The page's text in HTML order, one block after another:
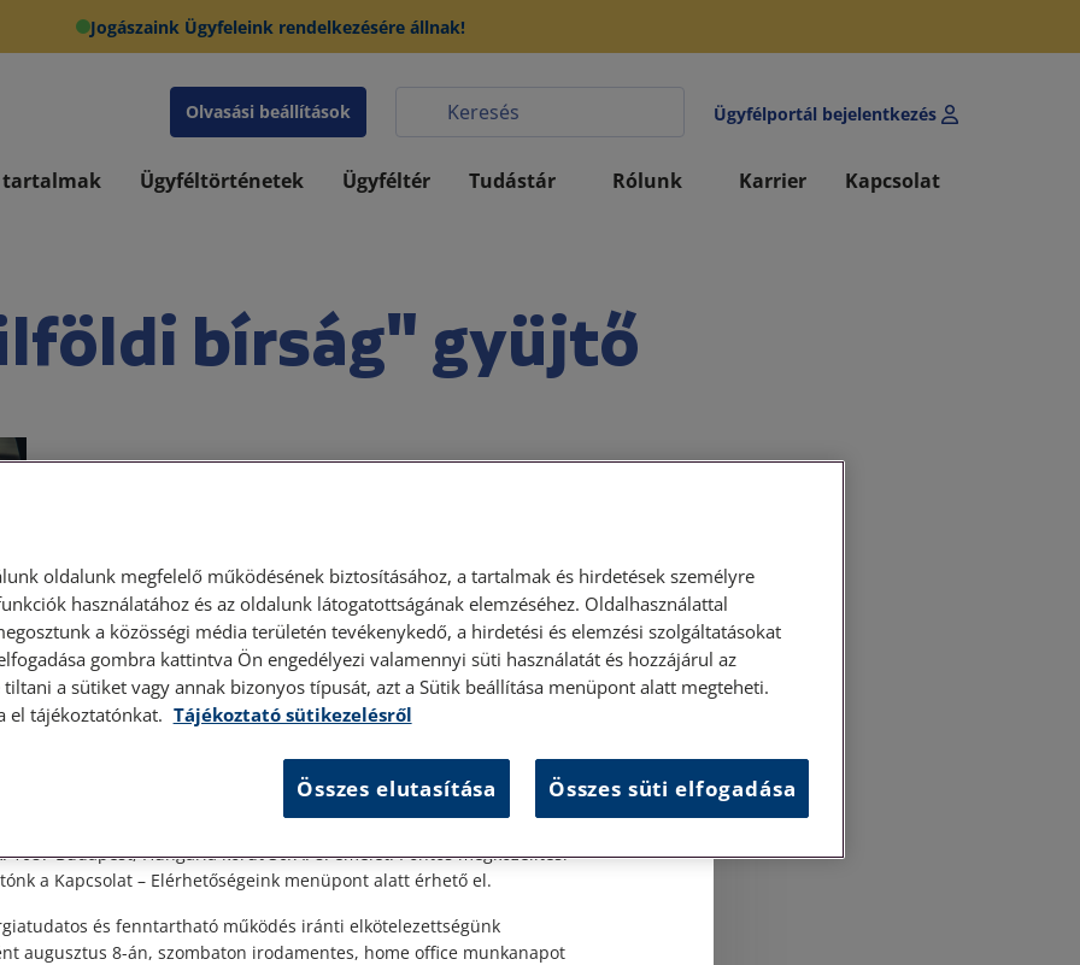
Jogászaink Ügyfeleink rendelkezésére állnak!
Olvasási beállítások Ügyfélportál bejelentkezés
tartalmak Ügyféltörténetek Ügyféltér Tudástár Rólunk Karrier Kapcsolat
bírság" gyüjtő
ügyfélfogadás
ügyfélszolgálatunk telefonon történő előzetes időpontegyeztetés
1087 Budapest, Hungária körút 30/A. 8. emelet. Pontos megközelítési
a Kapcsolat – Elérhetőségeink menüpont alatt érhető el.
és fenntartható működés iránti elkötelezettségünk
augusztus 8-án, szombaton irodamentes, home office munkanapot
oldalunk megfelelő működésének biztosításához, a tartalmak és hirdetések személyre
használatához és az oldalunk látogatottságának elemzéséhez. Oldalhasználattal
a közösségi média területén tevékenykedő, a hirdetési és elemzési szolgáltatásokat
gombra kattintva Ön engedélyezi valamennyi süti használatát és hozzájárul az
tiltani a sütiket vagy annak bizonyos típusát, azt a Sütik beállítása menüpont alatt megteheti.
el tájékoztatónkat. Tájékoztató sütikezelésről
Összes elutasítása Összes süti elfogadása